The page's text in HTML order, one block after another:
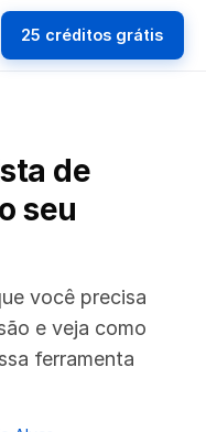
25 créditos grátis
de
seu
você precisa
e veja como
ferramenta